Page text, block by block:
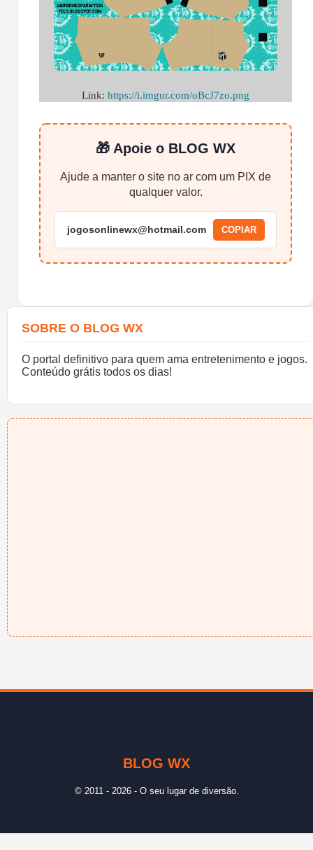
Link: https://i.imgur.com/oBcJ7zo.png
🎁 Apoie o BLOG WX
Ajude a manter o site no ar com um PIX de
qualquer valor.
jogosonlinewx@hotmail.com COPIAR
SOBRE O BLOG WX
O portal definitivo para quem ama entretenimento e jogos.
Conteúdo grátis todos os dias!
BLOG WX
© 2011 - 2026 - O seu lugar de diversão.